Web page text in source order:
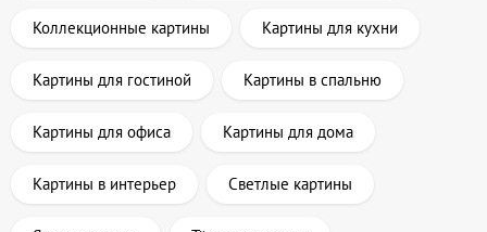
Коллекционные картины Картины для кухни
Картины для гостиной Картины в спальню
Картины для офиса Картины для дома
Картины в интерьер Светлые картины